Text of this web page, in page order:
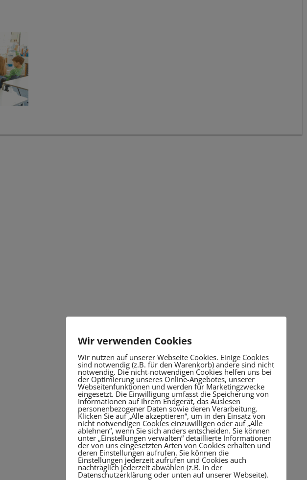
Wir verwenden Cookies
Wir nutzen auf unserer Webseite Cookies. Einige Cookies
sind notwendig (z.B. für den Warenkorb) andere sind nicht
notwendig. Die nicht-notwendigen Cookies helfen uns bei
der Optimierung unseres Online-Angebotes, unserer
Webseitenfunktionen und werden für Marketingzwecke
eingesetzt. Die Einwilligung umfasst die Speicherung von
Informationen auf Ihrem Endgerät, das Auslesen
personenbezogener Daten sowie deren Verarbeitung.
Klicken Sie auf „Alle akzeptieren“, um in den Einsatz von
nicht notwendigen Cookies einzuwilligen oder auf „Alle
ablehnen“, wenn Sie sich anders entscheiden. Sie können
unter „Einstellungen verwalten“ detaillierte Informationen
der von uns eingesetzten Arten von Cookies erhalten und
deren Einstellungen aufrufen. Sie können die
Einstellungen jederzeit aufrufen und Cookies auch
nachträglich jederzeit abwählen (z.B. in der
Datenschutzerklärung oder unten auf unserer Webseite).